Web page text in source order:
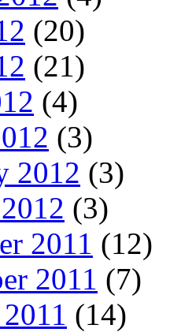
(20)
(21)
(4)
(3)
2012 (3)
(3)
2011 (12)
2011 (7)
(14)